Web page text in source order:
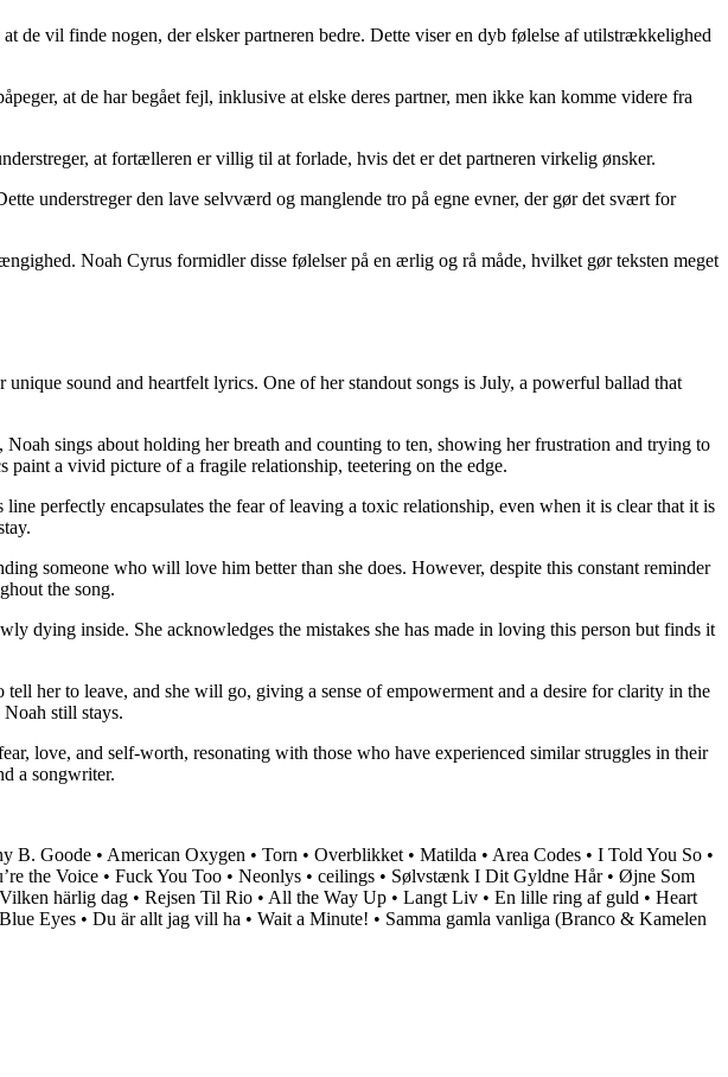
vil finde nogen, der elsker partneren bedre. Dette viser en dyb følelse af utilstrækkelighed
at de har begået fejl, inklusive at elske deres partner, men ikke kan komme videre fra
at fortælleren er villig til at forlade, hvis det er det partneren virkelig ønsker.
understreger den lave selvværd og manglende tro på egne evner, der gør det svært for
Noah Cyrus formidler disse følelser på en ærlig og rå måde, hvilket gør teksten meget
sound and heartfelt lyrics. One of her standout songs is July, a powerful ballad that
sings about holding her breath and counting to ten, showing her frustration and trying to
a vivid picture of a fragile relationship, teetering on the edge.
perfectly encapsulates the fear of leaving a toxic relationship, even when it is clear that it is
someone who will love him better than she does. However, despite this constant reminder
the song.
dying inside. She acknowledges the mistakes she has made in loving this person but finds it
her to leave, and she will go, giving a sense of empowerment and a desire for clarity in the
still stays.
love, and self-worth, resonating with those who have experienced similar struggles in their
a songwriter.
B. Goode • American Oxygen • Torn • Overblikket • Matilda • Area Codes • I Told You So •
the Voice • Fuck You Too • Neonlys • ​ceilings • Sølvstænk I Dit Gyldne Hår• Øjne Som
Vilken härlig dag • Rejsen Til Rio • All the Way Up • Langt Liv • En lille ring af guld • Heart
Eyes • Du är allt jag vill ha • Wait a Minute! • Samma gamla vanliga (Branco & Kamelen